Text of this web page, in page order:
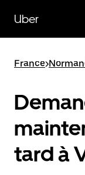
contenu
principal
Uber
France>
tard à